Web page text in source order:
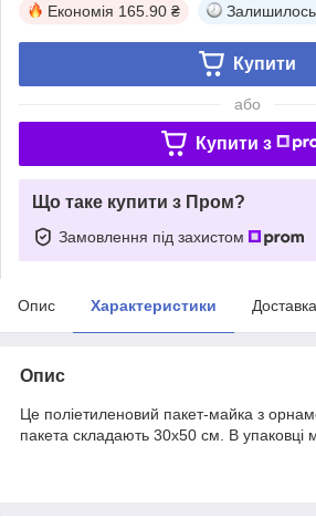
Економія 165.90 ₴ Залишилось
Купити
або
Купити з
Що таке купити з Пром?
Замовлення під захистом
Опис Характеристики Доставка
Опис
Це поліетиленовий пакет-майка з
пакета складають 30х50 см. В упаковці